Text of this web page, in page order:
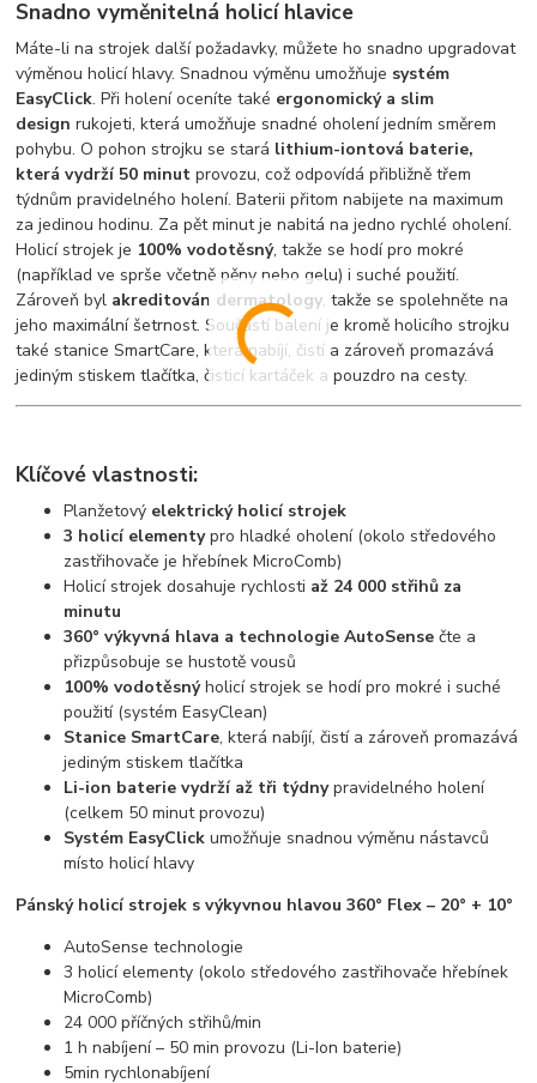
Snadno vyměnitelná holicí hlavice
Máte-li na strojek další požadavky, můžete ho snadno upgradovat
výměnou holicí hlavy. Snadnou výměnu umožňuje systém
EasyClick. Při holení oceníte také ergonomický a slim
design rukojeti, která umožňuje snadné oholení jedním směrem
pohybu. O pohon strojku se stará lithium-iontová baterie,
která vydrží 50 minut provozu, což odpovídá přibližně třem
týdnům pravidelného holení. Baterii přitom nabijete na maximum
za jedinou hodinu. Za pět minut je nabitá na jedno rychlé oholení.
Holicí strojek je 100% vodotěsný, takže se hodí pro mokré
(například ve sprše včetně pěny nebo gelu) i suché použití.
Zároveň byl akreditován dermatology, takže se spolehněte na
jeho maximální šetrnost. Součástí balení je kromě holicího strojku
také stanice SmartCare, která nabíjí, čistí a zároveň promazává
jediným stiskem tlačítka, čisticí kartáček a pouzdro na cesty.
Klíčové vlastnosti:
Planžetový elektrický holicí strojek
3 holicí elementypro hladké oholení (okolo středového
zastřihovače je hřebínek MicroComb)
Holicí strojek dosahuje rychlosti až 24 000 střihů za
minutu
360° výkyvná hlava a technologie AutoSense čte a
přizpůsobuje se hustotě vousů
100% vodotěsnýholicí strojek se hodí pro mokré i suché
použití (systém EasyClean)
Stanice SmartCare, která nabíjí, čistí a zároveň promazává
jediným stiskem tlačítka
Li-ion baterie vydrží až tři týdnypravidelného holení
(celkem 50 minut provozu)
Systém EasyClick umožňuje snadnou výměnu nástavců
místo holicí hlavy
Pánský holicí strojek s výkyvnou hlavou 360° Flex – 20° + 10°
AutoSense technologie
3 holicí elementy (okolo středového zastřihovače hřebínek
MicroComb)
24 000 příčných střihů/min
1 h nabíjení – 50 min provozu (Li-Ion baterie)
5min rychlonabíjení